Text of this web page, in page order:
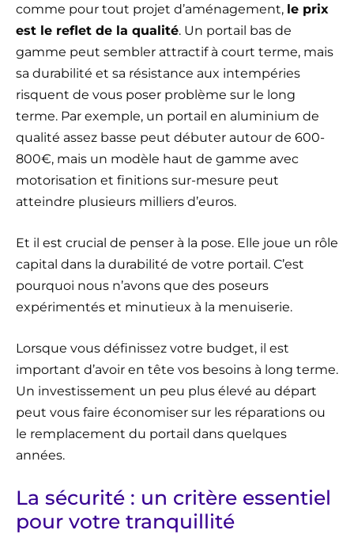
comme pour tout projet d’aménagement, le prix
est le reflet de la qualité. Un portail bas de
gamme peut sembler attractif à court terme, mais
sa durabilité et sa résistance aux intempéries
risquent de vous poser problème sur le long
terme. Par exemple, un portail en aluminium de
qualité assez basse peut débuter autour de 600-
800€, mais un modèle haut de gamme avec
motorisation et finitions sur-mesure peut
atteindre plusieurs milliers d’euros.
Et il est crucial de penser à la pose. Elle joue un rôle
capital dans la durabilité de votre portail. C’est
pourquoi nous n’avons que des poseurs
expérimentés et minutieux à la menuiserie.
Lorsque vous définissez votre budget, il est
important d’avoir en tête vos besoins à long terme.
Un investissement un peu plus élevé au départ
peut vous faire économiser sur les réparations ou
le remplacement du portail dans quelques
années.
La sécurité : un critère essentiel
pour votre tranquillité